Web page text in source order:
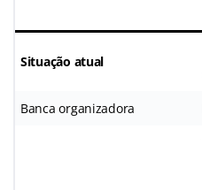
Situação atual
Banca organizadora